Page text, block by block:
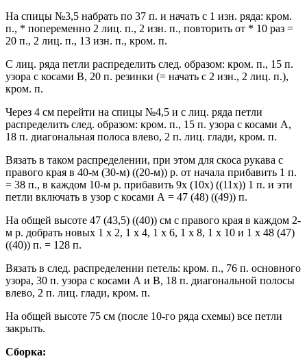
На спицы №3,5 набрать по 37 п. и начать с 1 изн. ряда: кром.
п., * попеременно 2 лиц. п., 2 изн. п., повторить от * 10 раз =
20 п., 2 лиц. п., 13 изн. п., кром. п.
С лиц. ряда петли распределить след. образом: кром. п., 15 п.
узора с косами В, 20 п. резинки (= начать с 2 изн., 2 лиц. п.),
кром. п.
Через 4 см перейти на спицы №4,5 и с лиц. ряда петли
распределить след. образом: кром. п., 15 п. узора с косами А,
18 п. диагональная полоса влево, 2 п. лиц. глади, кром. п.
Вязать в таком распределении, при этом для скоса рукава с
правого края в 40-м (30-м) ((20-м)) р. от начала прибавить 1 п.
= 38 п., в каждом 10-м р. прибавить 9x (10x) ((11x)) 1 п. и эти
петли включать в узор с косами А = 47 (48) ((49)) п.
На общей высоте 47 (43,5) ((40)) см с правого края в каждом 2-
м р. добрать новых 1 x 2, 1 x 4, 1 x 6, 1 x 8, 1 x 10 и 1 x 48 (47)
((40)) п. = 128 п.
Вязать в след. распределении петель: кром. п., 76 п. основного
узора, 30 п. узора с косами А и В, 18 п. диагональной полосы
влево, 2 п. лиц. глади, кром. п.
На общей высоте 75 см (после 10-го ряда схемы) все петли
закрыть.
Сборка: